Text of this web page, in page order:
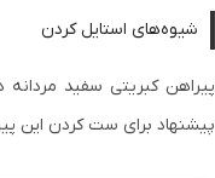
شیوه‌های استایل کردن
پیراهن کبریتی سفید
پیشنهاد برای ست کردن این